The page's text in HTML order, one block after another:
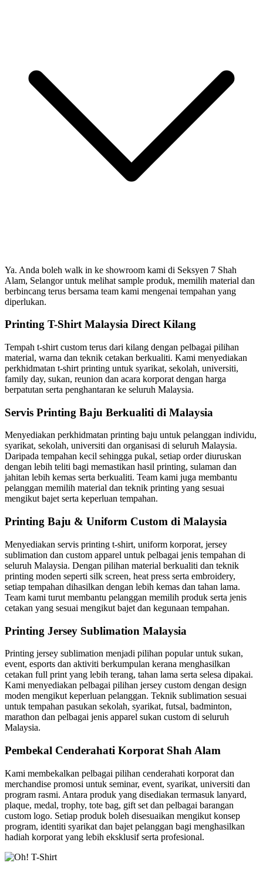
Ya. Anda boleh walk in ke showroom kami di Seksyen 7 Shah
Alam, Selangor untuk melihat sample produk, memilih material dan
berbincang terus bersama team kami mengenai tempahan yang
diperlukan.
Printing T-Shirt Malaysia Direct Kilang
Tempah t-shirt custom terus dari kilang dengan pelbagai pilihan
material, warna dan teknik cetakan berkualiti. Kami menyediakan
perkhidmatan t-shirt printing untuk syarikat, sekolah, universiti,
family day, sukan, reunion dan acara korporat dengan harga
berpatutan serta penghantaran ke seluruh Malaysia.
Servis Printing Baju Berkualiti di Malaysia
Menyediakan perkhidmatan printing baju untuk pelanggan individu,
syarikat, sekolah, universiti dan organisasi di seluruh Malaysia.
Daripada tempahan kecil sehingga pukal, setiap order diuruskan
dengan lebih teliti bagi memastikan hasil printing, sulaman dan
jahitan lebih kemas serta berkualiti. Team kami juga membantu
pelanggan memilih material dan teknik printing yang sesuai
mengikut bajet serta keperluan tempahan.
Printing Baju & Uniform Custom di Malaysia
Menyediakan servis printing t-shirt, uniform korporat, jersey
sublimation dan custom apparel untuk pelbagai jenis tempahan di
seluruh Malaysia. Dengan pilihan material berkualiti dan teknik
printing moden seperti silk screen, heat press serta embroidery,
setiap tempahan dihasilkan dengan lebih kemas dan tahan lama.
Team kami turut membantu pelanggan memilih produk serta jenis
cetakan yang sesuai mengikut bajet dan kegunaan tempahan.
Printing Jersey Sublimation Malaysia
Printing jersey sublimation menjadi pilihan popular untuk sukan,
event, esports dan aktiviti berkumpulan kerana menghasilkan
cetakan full print yang lebih terang, tahan lama serta selesa dipakai.
Kami menyediakan pelbagai pilihan jersey custom dengan design
moden mengikut keperluan pelanggan. Teknik sublimation sesuai
untuk tempahan pasukan sekolah, syarikat, futsal, badminton,
marathon dan pelbagai jenis apparel sukan custom di seluruh
Malaysia.
Pembekal Cenderahati Korporat Shah Alam
Kami membekalkan pelbagai pilihan cenderahati korporat dan
merchandise promosi untuk seminar, event, syarikat, universiti dan
program rasmi. Antara produk yang disediakan termasuk lanyard,
plaque, medal, trophy, tote bag, gift set dan pelbagai barangan
custom logo. Setiap produk boleh disesuaikan mengikut konsep
program, identiti syarikat dan bajet pelanggan bagi menghasilkan
hadiah korporat yang lebih eksklusif serta profesional.